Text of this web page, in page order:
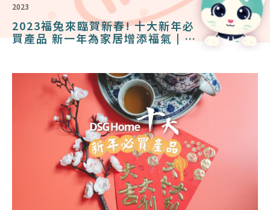
2023
2023福兔來臨賀新春! 十大新年必
買產品 新一年為家居增添福氣 | 新